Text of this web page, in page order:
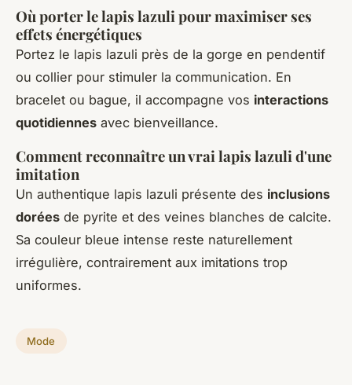
Où porter le lapis lazuli pour maximiser ses
effets énergétiques
Portez le lapis lazuli près de la gorge en pendentif
ou collier pour stimuler la communication. En
bracelet ou bague, il accompagne vos interactions
quotidiennes avec bienveillance.
Comment reconnaître un vrai lapis lazuli d'une
imitation
Un authentique lapis lazuli présente des inclusions
dorées de pyrite et des veines blanches de calcite.
Sa couleur bleue intense reste naturellement
irrégulière, contrairement aux imitations trop
uniformes.
Mode